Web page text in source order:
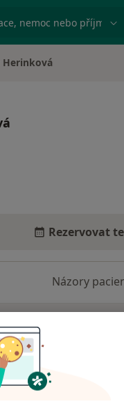
nemoc nebo
Herinková
Rezervovat
Názory
nejsou k dispozici
informace o svých